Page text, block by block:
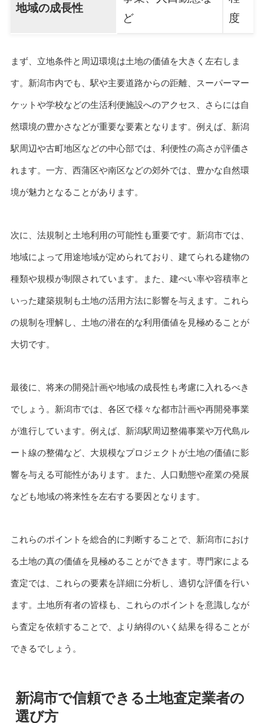
地域の成長性
ど
度
まず、立地条件と周辺環境は土地の価値を大きく左右しま
す。新潟市内でも、駅や主要道路からの距離、スーパーマー
ケットや学校などの生活利便施設へのアクセス、さらには自
然環境の豊かさなどが重要な要素となります。例えば、新潟
駅周辺や古町地区などの中心部では、利便性の高さが評価さ
れます。一方、西蒲区や南区などの郊外では、豊かな自然環
境が魅力となることがあります。
次に、法規制と土地利用の可能性も重要です。新潟市では、
地域によって用途地域が定められており、建てられる建物の
種類や規模が制限されています。また、建ぺい率や容積率と
いった建築規制も土地の活用方法に影響を与えます。これら
の規制を理解し、土地の潜在的な利用価値を見極めることが
大切です。
最後に、将来の開発計画や地域の成長性も考慮に入れるべき
でしょう。新潟市では、各区で様々な都市計画や再開発事業
が進行しています。例えば、新潟駅周辺整備事業や万代島ル
ート線の整備など、大規模なプロジェクトが土地の価値に影
響を与える可能性があります。また、人口動態や産業の発展
なども地域の将来性を左右する要因となります。
これらのポイントを総合的に判断することで、新潟市におけ
る土地の真の価値を見極めることができます。専門家による
査定では、これらの要素を詳細に分析し、適切な評価を行い
ます。土地所有者の皆様も、これらのポイントを意識しなが
ら査定を依頼することで、より納得のいく結果を得ることが
できるでしょう。
新潟市で信頼できる土地査定業者の
選び方